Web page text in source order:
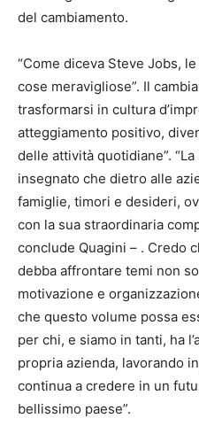
del cambiamento.
“Come diceva Steve Jobs,
cose meravigliose”. Il
trasformarsi in cultura
atteggiamento positivo,
delle attività quotidiane”.
insegnato che dietro alle
famiglie, timori e desideri,
con la sua straordinaria
conclude Quagini – . Credo
debba affrontare temi non
motivazione e
che questo volume possa
per chi, e siamo in tanti, ha
propria azienda, lavorando
continua a credere in un
bellissimo paese”.